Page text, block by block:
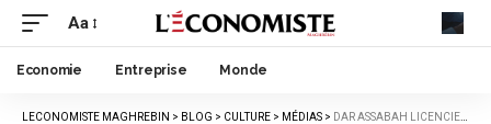
Aa
Economie Entreprise Monde
LECONOMISTE MAGHREBIN > BLOG > CULTURE > MÉDIAS > DAR ASSABAH LICENCIE SON ANCIEN RÉDACTEUR EN CHEF, SOFIEN REJEB